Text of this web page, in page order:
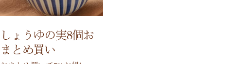
しょうゆの実8個お
まとめ買い